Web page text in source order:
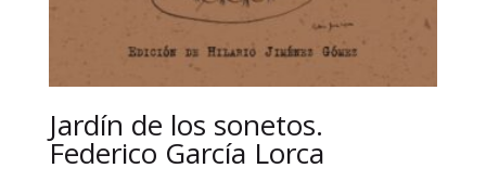
Jardín de los sonetos.
Federico García Lorca